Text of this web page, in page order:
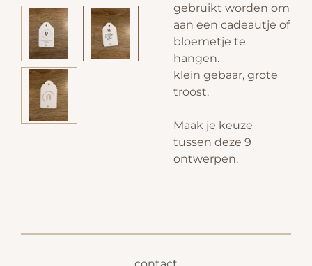
gebruikt worden om
aan een cadeautje of
bloemetje te
hangen.
klein gebaar, grote
troost.
Maak je keuze
tussen deze 9
ontwerpen.